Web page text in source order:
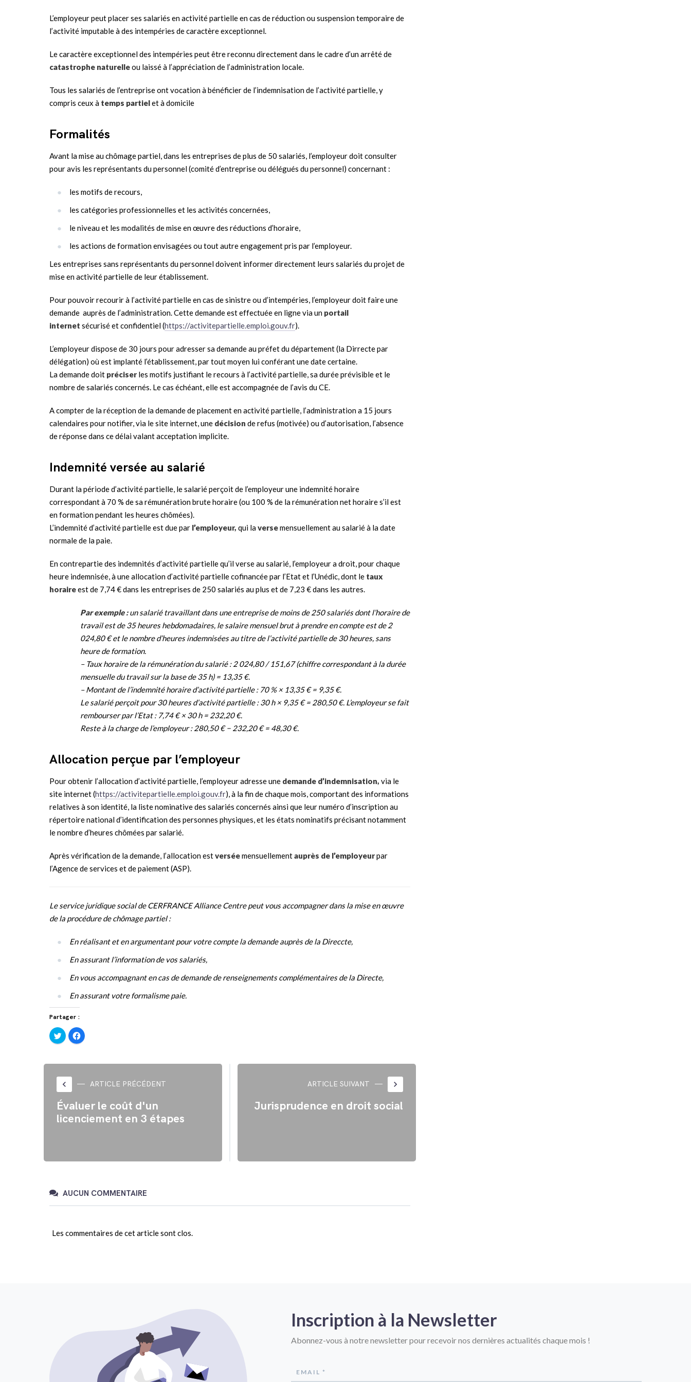
L’employeur peut placer ses salariés en activité partielle en cas de réduction ou suspension temporaire de
l’activité imputable à des intempéries de caractère exceptionnel.
Le caractère exceptionnel des intempéries peut être reconnu directement dans le cadre d’un arrêté de
catastrophe naturelleou laissé à l’appréciation de l’administration locale.
Tous les salariés de l’entreprise ont vocation à bénéficier de l’indemnisation de l’activité partielle, y
compris ceux à temps partielet à domicile
Formalités
Avant la mise au chômage partiel, dans les entreprises de plus de 50 salariés, l’employeur doit consulter
pour avis les représentants du personnel (comité d’entreprise ou délégués du personnel) concernant :
les motifs de recours,
les catégories professionnelles et les activités concernées,
le niveau et les modalités de mise en œuvre des réductions d’horaire,
les actions de formation envisagées ou tout autre engagement pris par l’employeur.
Les entreprises sans représentants du personnel doivent informer directement leurs salariés du projet de
mise en activité partielle de leur établissement.
Pour pouvoir recourir à l’activité partielle en cas de sinistre ou d’intempéries, l’employeur doit faire une
demande auprès de l’administration. Cette demande est effectuée en ligne via un portail
internet sécurisé et confidentiel (https://activitepartielle.emploi.gouv.fr).
L’employeur dispose de 30 jours pour adresser sa demande au préfet du département (la Dirrecte par
délégation) où est implanté l’établissement, par tout moyen lui conférant une date certaine.
La demande doit préciserles motifs justifiant le recours à l’activité partielle, sa durée prévisible et le
nombre de salariés concernés. Le cas échéant, elle est accompagnée de l’avis du CE.
A compter de la réception de la demande de placement en activité partielle, l’administration a 15 jours
calendaires pour notifier, via le site internet, une décision de refus (motivée) ou d’autorisation, l’absence
de réponse dans ce délai valant acceptation implicite.
Indemnité versée au salarié
Durant la période d’activité partielle, le salarié perçoit de l’employeur une indemnité horaire
correspondant à 70 % de sa rémunération brute horaire (ou 100 % de la rémunération net horaire s’il est
en formation pendant les heures chômées).
L’indemnité d’activité partielle est due par l’employeur, qui laversemensuellement au salarié à la date
normale de la paie.
En contrepartie des indemnités d’activité partielle qu’il verse au salarié, l’employeur a droit, pour chaque
heure indemnisée, à une allocation d’activité partielle cofinancée par l’Etat et l’Unédic, dont le taux
horaireest de 7,74 € dans les entreprises de 250 salariés au plus et de 7,23 € dans les autres.
Par exemple : un salarié travaillant dans une entreprise de moins de 250 salariés dont l’horaire de
travail est de 35 heures hebdomadaires, le salaire mensuel brut à prendre en compte est de 2
024,80 € et le nombre d’heures indemnisées au titre de l’activité partielle de 30 heures, sans
heure de formation.
– Taux horaire de la rémunération du salarié : 2 024,80 / 151,67 (chiffre correspondant à la durée
mensuelle du travail sur la base de 35 h) = 13,35 €.
– Montant de l’indemnité horaire d’activité partielle : 70 % × 13,35 € = 9,35 €.
Le salarié perçoit pour 30 heures d’activité partielle : 30 h × 9,35 € = 280,50 €. L’employeur se fait
rembourser par l’Etat : 7,74 € × 30 h = 232,20 €.
Reste à la charge de l’employeur : 280,50 € − 232,20 € = 48,30 €.
Allocation perçue par l’employeur
Pour obtenir l’allocation d’activité partielle, l’employeur adresse une demande d’indemnisation, via le
site internet (https://activitepartielle.emploi.gouv.fr), à la fin de chaque mois, comportant des informations
relatives à son identité, la liste nominative des salariés concernés ainsi que leur numéro d’inscription au
répertoire national d’identification des personnes physiques, et les états nominatifs précisant notamment
le nombre d’heures chômées par salarié.
Après vérification de la demande, l’allocation estverséemensuellementauprès de l’employeurpar
l’Agence de services et de paiement (ASP).
Le service juridique social de CERFRANCE Alliance Centre peut vous accompagner dans la mise en œuvre
de la procédure de chômage partiel :
En réalisant et en argumentant pour votre compte la demande auprès de la Direccte,
En assurant l’information de vos salariés,
En vous accompagnant en cas de demande de renseignements complémentaires de la Directe,
En assurant votre formalisme paie.
Partager :
Cliquez
pour
partager
dans
nouvelle
fenêtre)
Cliquez
pour
partager
dans
fenêtre)
keyboard_arrow_left ARTICLE PRÉCÉDENT
Évaluer le coût d'un
licenciement en 3 étapes
ARTICLE SUIVANT keyboard_arrow_right
Jurisprudence en droit social
AUCUN COMMENTAIRE
Les commentaires de cet article sont clos.
Inscription à la Newsletter
Abonnez-vous à notre newsletter pour recevoir nos dernières actualités chaque mois !
EMAIL *